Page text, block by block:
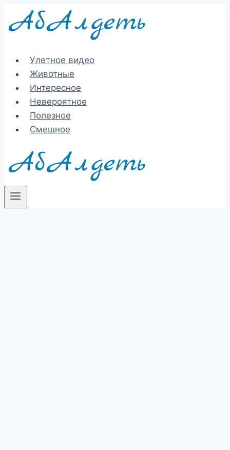
Перейти
Улетное видео
Животные
Интересное
Невероятное
Полезное
Смешное